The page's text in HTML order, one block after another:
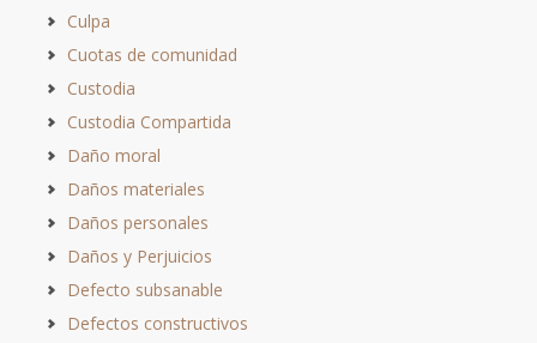
Culpa
Cuotas de comunidad
Custodia
Custodia Compartida
Daño moral
Daños materiales
Daños personales
Daños y Perjuicios
Defecto subsanable
Defectos constructivos